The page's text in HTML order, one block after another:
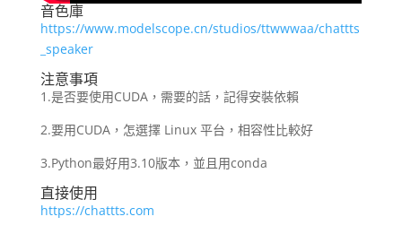
音色庫
https://www.modelscope.cn/studios/ttwwwaa/chattts
_speaker
注意事項
1.是否要使用CUDA，需要的話，記得安裝依賴
2.要用CUDA，怎選擇 Linux 平台，相容性比較好
3.Python最好用3.10版本，並且用conda
直接使用
https://chattts.com